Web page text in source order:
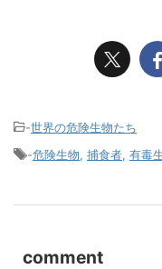
-世界の危険生物たち
-危険生物 捕食者 有毒
comment